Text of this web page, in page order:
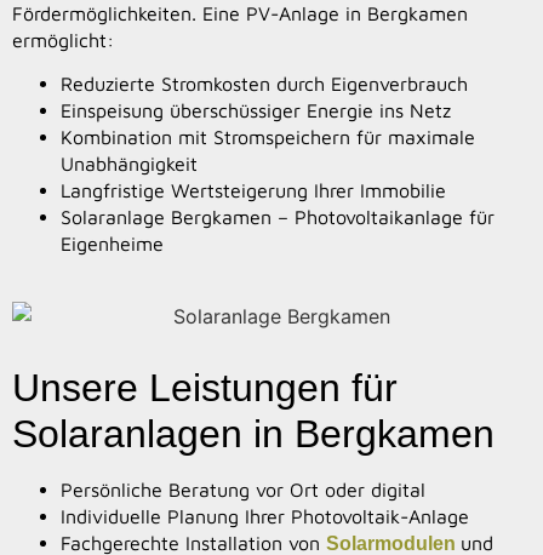
Fördermöglichkeiten. Eine PV-Anlage in Bergkamen
ermöglicht:
Reduzierte Stromkosten durch Eigenverbrauch
Einspeisung überschüssiger Energie ins Netz
Kombination mit Stromspeichern für maximale
Unabhängigkeit
Langfristige Wertsteigerung Ihrer Immobilie
Solaranlage Bergkamen – Photovoltaikanlage für
Eigenheime
Unsere Leistungen für
Solaranlagen in Bergkamen
Persönliche Beratung vor Ort oder digital
Individuelle Planung Ihrer Photovoltaik-Anlage
Fachgerechte Installation von Solarmodulen und